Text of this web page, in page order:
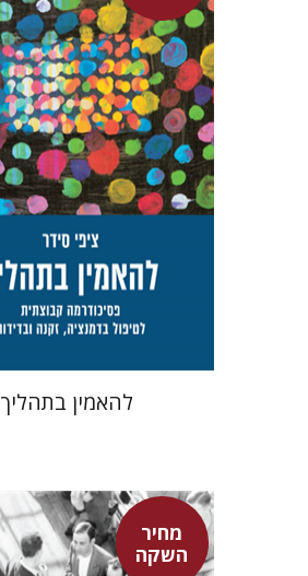
ציפי סידר
טלי סידר
מחיר השקה
$42
$29
להאמין בתהליך
מחיר
השקה